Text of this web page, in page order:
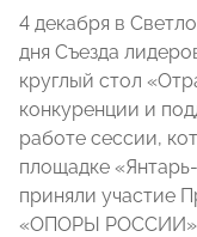
4 декабря в
дня Съезда
круглый стол
конкуренции и
работе сессии,
площадке
приняли участие
«ОПОРЫ РОССИИ»